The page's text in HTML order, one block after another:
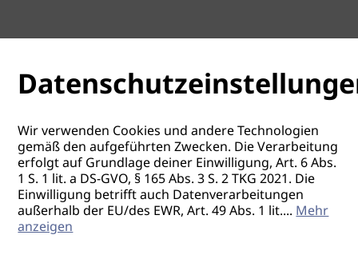
Wir verwenden Cookies und andere Technologien
gemäß den aufgeführten Zwecken. Die Verarbeitung
erfolgt auf Grundlage deiner Einwilligung, Art. 6 Abs.
1 S. 1 lit. a DS-GVO, § 165 Abs. 3 S. 2 TKG 2021. Die
Einwilligung betrifft auch Datenverarbeitungen
außerhalb der EU/des EWR, Art. 49 Abs. 1 lit....Mehr
anzeigen